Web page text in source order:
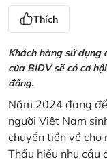
Thích
Khách hàng sử dụng
của BIDV sẽ có cơ
đồng.
Năm 2024 đang
người Việt Nam
chuyển tiền về cho
Thấu hiểu nhu cầu